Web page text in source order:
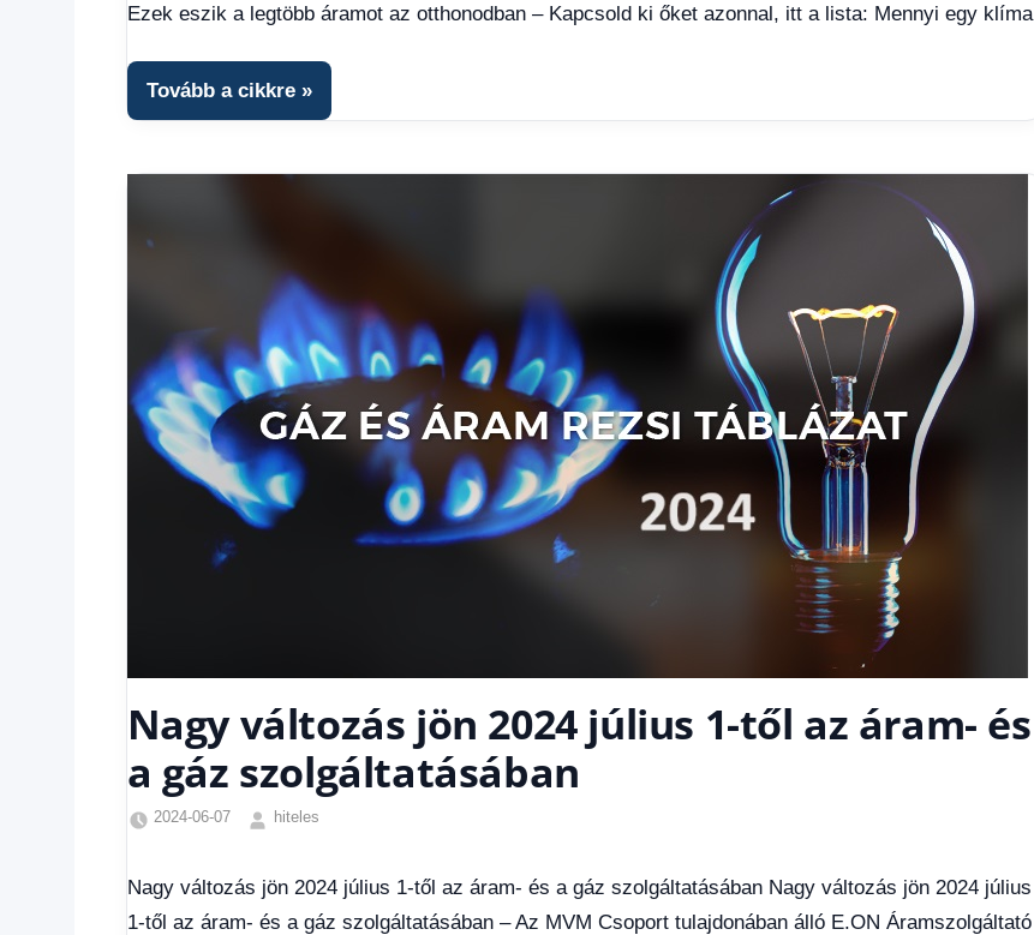
Gazdaság,
kézből,
fórum
Ezek eszik a legtöbb áramot az otthonodban – Kapcsold ki őket azonnal, itt a lista: Mennyi egy klíma
Tovább a cikkre
Nagy változás jön 2024 július 1-től az áram- és
a gáz szolgáltatásában
2024-06-07
hiteles
Gazdaság,
Hírek,
Nagy változás jön 2024 július 1-től az áram- és a gáz szolgáltatásában Nagy változás jön 2024 július
1-től az áram- és a gáz szolgáltatásában – Az MVM Csoport tulajdonában álló E.ON Áramszolgáltató